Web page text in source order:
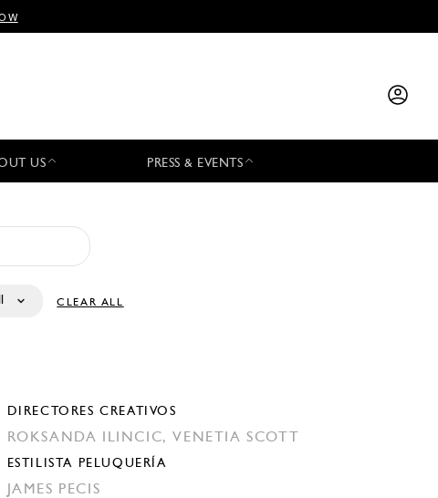
US PRESS & EVENTS
CLEAR ALL
DIRECTORES CREATIVOS
ROKSANDA ILINCIC,VENETIA SCOTT
ESTILISTA PELUQUERÍA
JAMES PECIS